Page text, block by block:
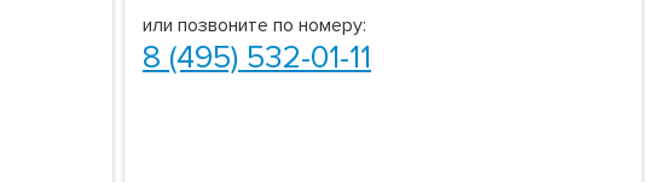
или позвоните по номеру:
8 (495) 532-01-11